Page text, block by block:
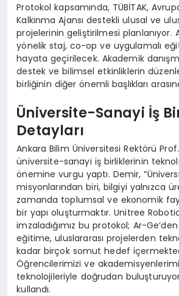
Protokol kapsamında, TÜBİTAK,
Kalkınma Ajansı destekli ulusal ve
projelerinin geliştirilmesi planlanıyor.
yönelik staj, co-op ve uygulamalı
hayata geçirilecek. Akademik
destek ve bilimsel etkinliklerin
birliğinin diğer önemli başlıkları
Üniversite-Sanayi İş
Detayları
Ankara Bilim Üniversitesi Rektörü
üniversite-sanayi iş birliklerinin
önemine vurgu yaptı. Demir,
misyonlarından biri, bilgiyi yalnızca
zamanda toplumsal ve ekonomik
bir yapı oluşturmaktır. Unitree
imzaladığımız bu protokol; Ar-
eğitime, uluslararası projelerden
kadar birçok somut hedef
Öğrencilerimizi ve
teknolojileriyle doğrudan
kullandı.